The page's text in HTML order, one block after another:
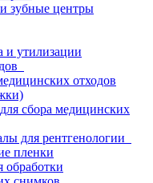
зубные центры
и утилизации
отходов
сбора медицинских
для рентгенологии
пленки
обработки